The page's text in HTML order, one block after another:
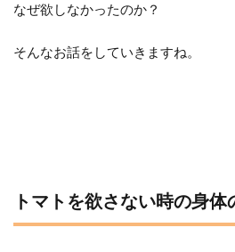
なぜ欲しなかったのか？
そんなお話をしていきますね。
トマトを欲さない時の身体